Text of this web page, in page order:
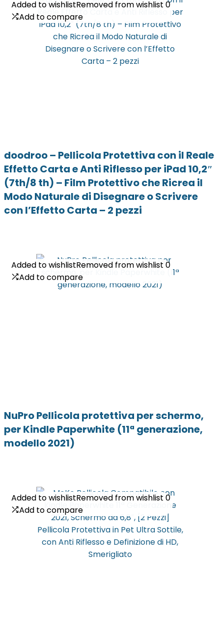
Added to wishlistRemoved from wishlist 0
Add to compare
doodroo – Pellicola Protettiva con il Reale
Effetto Carta e Anti Riflesso per iPad 10,2″
(7th/8 th) – Film Protettivo che Ricrea il
Modo Naturale di Disegnare o Scrivere
con l’Effetto Carta – 2 pezzi
Added to wishlistRemoved from wishlist 0
Add to compare
Added to wishlistRemoved from wishlist 0
Add to compare
NuPro Pellicola protettiva per schermo,
per Kindle Paperwhite (11ª generazione,
modello 2021)
Added to wishlistRemoved from wishlist 0
Add to compare
Added to wishlistRemoved from wishlist 0
Add to compare
Added to wishlistRemoved from wishlist 0
Add to compare